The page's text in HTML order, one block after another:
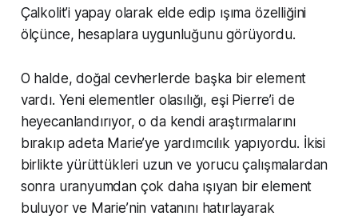
Çalkolit’i yapay olarak elde edip ışıma özelliğini
ölçünce, hesaplara uygunluğunu görüyordu.
O halde, doğal cevherlerde başka bir element
vardı. Yeni elementler olasılığı, eşi Pierre’i de
heyecanlandırıyor, o da kendi araştırmalarını
bırakıp adeta Marie’ye yardımcılık yapıyordu. İkisi
birlikte yürüttükleri uzun ve yorucu çalışmalardan
sonra uranyumdan çok daha ışıyan bir element
buluyor ve Marie’nin vatanını hatırlayarak